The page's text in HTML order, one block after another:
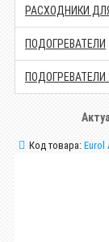
РАСХОДНИКИ ДЛЯ
ПОДОГРЕВАТЕЛИ
ПОДОГРЕВАТЕЛИ
Код товара: Eurol